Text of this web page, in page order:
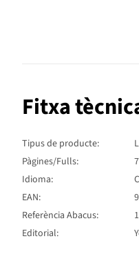
Fitxa
Tipus de producte:
Pàgines/Fulls:
Idioma:
EAN:
Referència Abacus:
Editorial: